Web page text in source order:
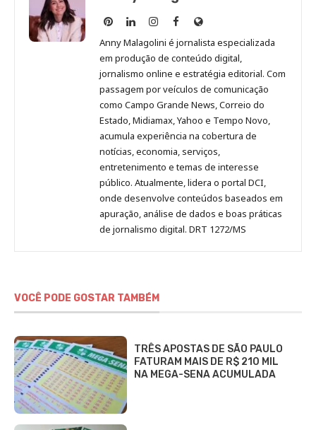
Anny
Malagolini
no
Pinterest
Anny
Malagolini
no
LinkedIn
Anny
Malagolini
no
Instagram
Anny
Malagolini
no
Facebook
Site
de
Anny
Malagolini
Anny Malagolini é jornalista especializada
em produção de conteúdo digital,
jornalismo online e estratégia editorial. Com
passagem por veículos de comunicação
como Campo Grande News, Correio do
Estado, Midiamax, Yahoo e Tempo Novo,
acumula experiência na cobertura de
notícias, economia, serviços,
entretenimento e temas de interesse
público. Atualmente, lidera o portal DCI,
onde desenvolve conteúdos baseados em
apuração, análise de dados e boas práticas
de jornalismo digital. DRT 1272/MS
VOCÊ PODE GOSTAR TAMBÉM
TRÊS APOSTAS DE SÃO PAULO
FATURAM MAIS DE R$ 210 MIL
NA MEGA-SENA ACUMULADA